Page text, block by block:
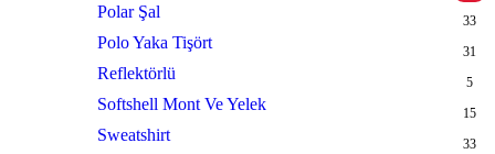
Polar Şal 33
Polo Yaka Tişört 31
Reflektörlü 5
Softshell Mont Ve Yelek 15
Sweatshirt 33